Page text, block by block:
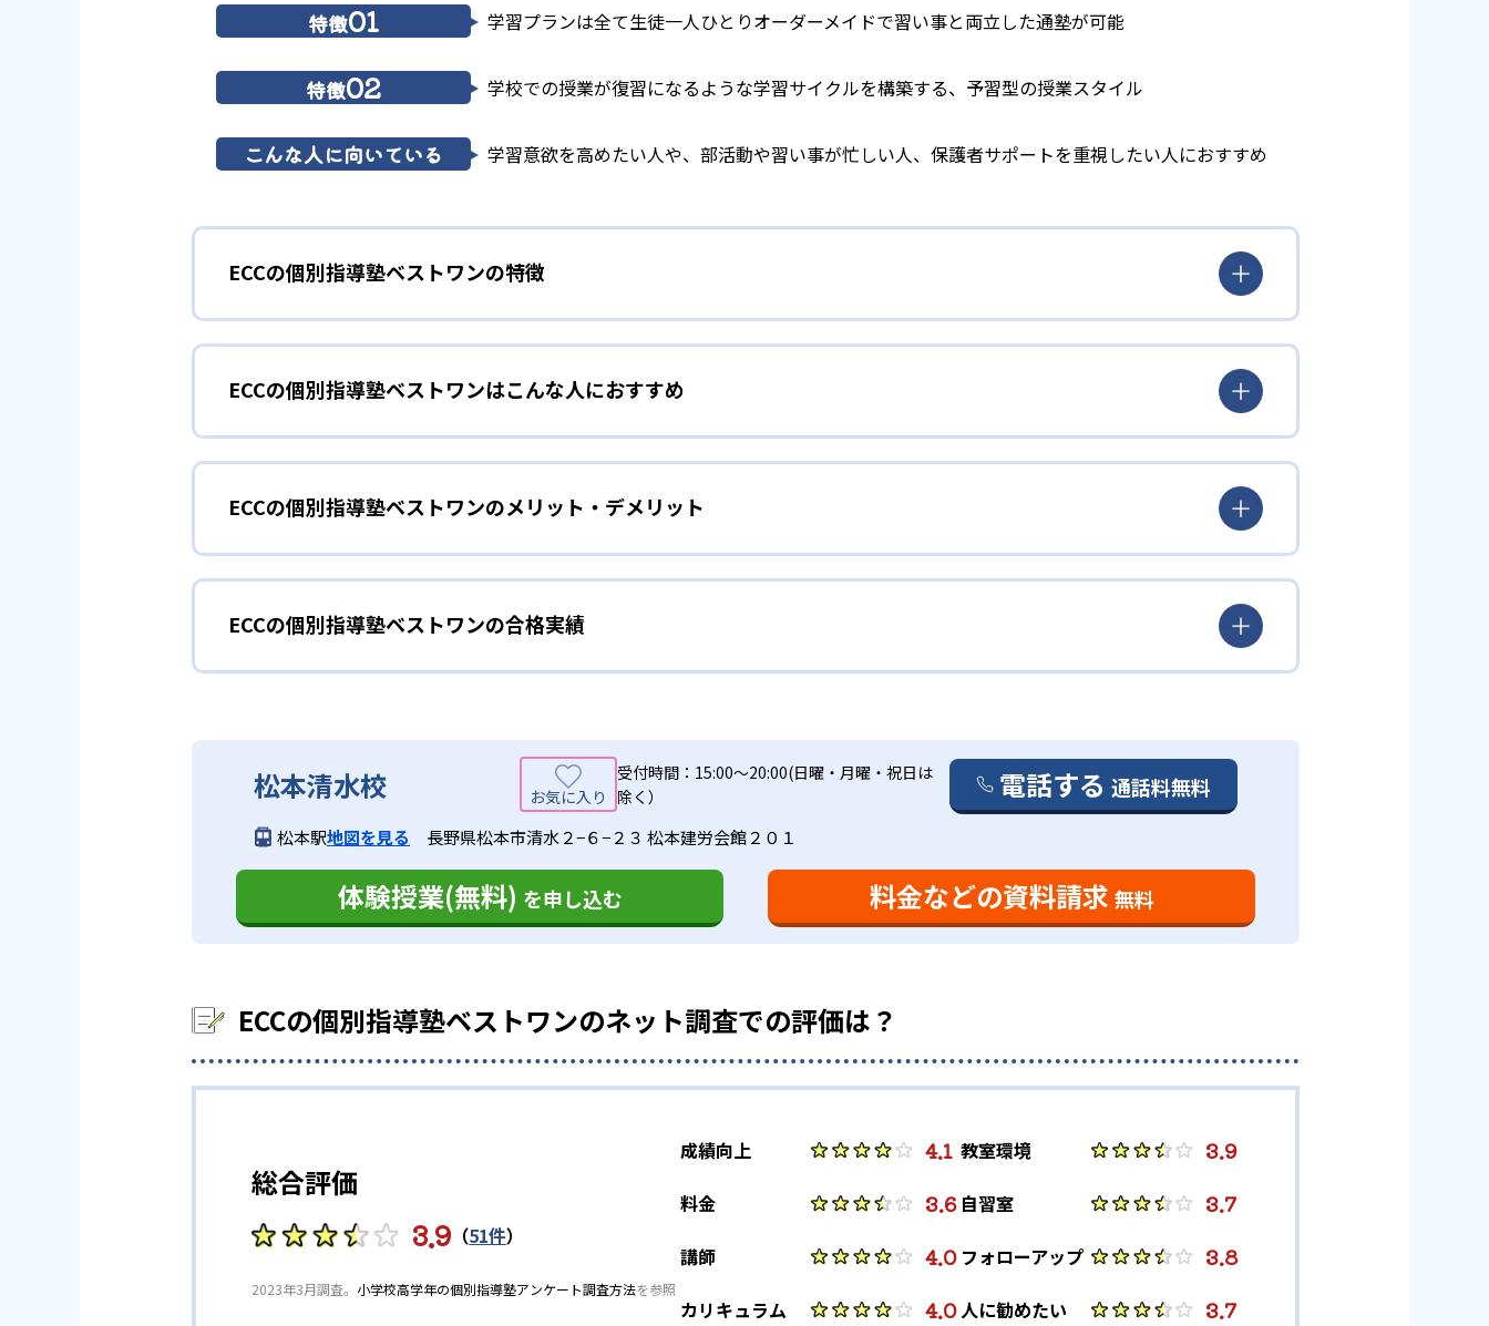
特徴01 学習プランは全て生徒一人ひとりオーダーメイドで習い事と両立した通塾が可能
特徴02 学校での授業が復習になるような学習サイクルを構築する、予習型の授業スタイル
こんな人に向いている 学習意欲を高めたい人や、部活動や習い事が忙しい人、保護者サポートを重視したい人におすすめ
ECCの個別指導塾ベストワンの特徴
01 1:2スタイルと1:1スタイルを選べる
ECCベストワンでは、個別指導において「1:2スタイル」と「1:1スタイル」を選べる。
「1:2スタイル」は、「講師1人に生徒2人」という形であり、ベストワンの基本的な指導スタイルとなる。生徒それぞれが持つ希
望に合わせて学習プログラムを構成した上で、1人の生徒は「解説→問題の演習」の順で、もう1人の生徒は「問題の演習→解説」
の順で、効果的な集中指導を行う。
「1:1スタイル」は、「講師1人に生徒1人」という形で指導を行うスタイルだ。個別の要望にマッチした学習プランを用意した上
で指導を行っており、「算数の図形問題だけをどんどんやりたい」「漢字検定の対策がしたい」といった要望にも対応している。
02 担当講師が責任を持って指導を行う完全担任制
ECCベストワンでは、担当講師が責任を持って指導を行う完全担任制を採用している。生徒の目的・性格を把握した担任の講師
が、一貫性を持って適切に指導することで、学力やモチベーションの向上を可能にしている。
03 予習型の授業スタイル
ECCベストワンでは、生徒たちの自信を育むために予習型の授業スタイルを導入している。このスタイルは、学校の授業に先駆け
て学習範囲の予習を行うことで、学校での授業が復習になるような学習サイクルの構築を図るというものだ。定期テスト前まで
ECCの個別指導塾ベストワンはこんな人におすすめ
勉強をやる気になりたい人向け
ECCベストワンでは、生徒を積極的にほめ、自信をつけてもらうことを第一に考えている。勉強に自信のない生徒は、厳しく指導
を行うと成績がアップするどころか勉強嫌いにつながってしまうことが、少なくない。こうした事態を避けるためにECCベストワ
ンは、生徒の良いところをたくさん見つけてほめることにより、やる気を引き出し「どんどん学習を進めていきたい」という意欲
を高めるようにしている。
況、また他の習い事といった条件を考慮。そのため、「部活動や習い事が忙しくて塾に通えない」という人であっても両立した通
保護者サポートを重視したい人向け
ECCベストワンでは保護者に対して、毎回の授業内容を「個別指導報告書」で報告している。この「個別指導報告書」では、担任
講師が生徒の授業中の様子を詳しく記述。「生徒が学習した内容が何だったのか」「授業に取り組む態度はどうだったのか」「理
解度は高いのか」といったことが、家庭でも理解・共有できるものとなっており、生徒の勉強ぶりが気になる保護者のニーズに応
ECCの個別指導塾ベストワンのメリット・デメリット
どんなメリットがある？
ECCベストワンには、以下のようなメリットがある。
いる。この制度は、定期テストにおける点数がプラス20点を実現できなかった場合、授業料を免除するというものだ。適用条件が
設定されているため、詳細については教室ごとの確認を推奨する。
・予習型学習で学習のモチベーションアップ
ECCベストワンでは予習型の学習スタイルを取り入れているため、学校の授業で習う際の理解度が高まり、モチベーションや自信
のアップにつながる。
・こだわりの学習環境
用できる自習スペースも用意し、「家ではなかなか集中できない」「テスト前に集中して勉強したい」という生徒のニーズにも応
えている。
ECCベストワンのデメリットは、個別指導塾の一般的なデメリットということになる。すなわち、他にライバルがいない環境とな
るため、健全な競争心による学力の向上が期待できない可能性がある。
ECCの個別指導塾ベストワンの合格実績
ECCベストワンでは、公式サイトのページ「合格体験記」の「成功例」として、一部の合格実績を公開している。
中学校の合格実績
開成中学校 - 東海中学校 - 灘中学校 - 甲南中学校 - 日大豊山中学校 -
北野高校 - 浦和高校 国立高校 - 早稲田実業高校
京都大学 早稲田大学 慶應大学 - 法政大学 -
※合格年の明記はなし
松本清水校
受付時間：15:00〜20:00(日曜・月曜・祝日は
除く）
電話する 通話料無料
松本駅地図を見る 長野県松本市清水２−６−２３ 松本建労会館２０１
体験授業(無料) を申し込む 料金などの資料請求 無料
ECCの個別指導塾ベストワンのネット調査での評価は？
総合評価
3.9 （51件）
2023年3月調査。 小学校高学年の個別指導塾アンケート調査方法を参照
成績向上 4.1
料金 3.6
講師 4.0
カリキュラム 4.0
教室環境 3.9
自習室 3.7
フォローアップ 3.8
人に勧めたい 3.7